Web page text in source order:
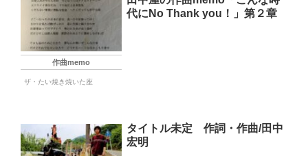
作曲memo
代にNo Thank you！」第２章
ザ・たい焼き焼いた座
タイトル未定 作詞・作曲/田中
宏明